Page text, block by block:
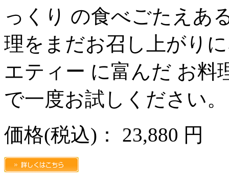
っくり の食べごたえあ
理をまだお召し上がり
エティー に富んだ お料
で一度お試しください。
価格(税込) ： 23,880 円